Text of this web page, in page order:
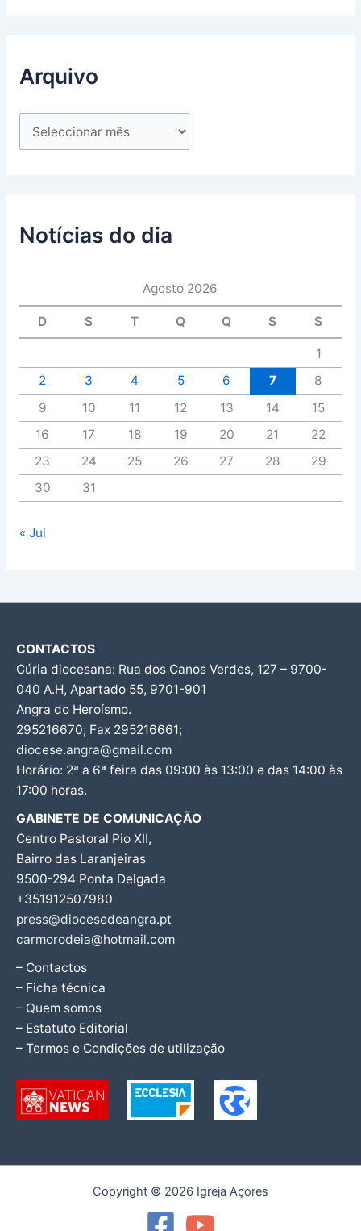
Arquivo
Notícias do dia
Agosto 2026
D S T Q Q S S
1
2
3 4 5 6 7
8
9
10 11 12 13 14
15
16
17 18 19 20 21
22
23
24 25 26 27 28
29
30
31
« Jul
CONTACTOS
Cúria diocesana: Rua dos Canos Verdes, 127 – 9700-
040 A.H, Apartado 55, 9701-901
Angra do Heroísmo.
295216670; Fax 295216661;
diocese.angra@gmail.com
Horário: 2ª a 6ª feira das 09:00 às 13:00 e das 14:00 às
17:00 horas.
GABINETE DE COMUNICAÇÃO
Centro Pastoral Pio XII,
Bairro das Laranjeiras
9500-294 Ponta Delgada
+351912507980
press@diocesedeangra.pt
carmorodeia@hotmail.com
– Contactos
– Ficha técnica
– Quem somos
– Estatuto Editorial
– Termos e Condições de utilização
Copyright © 2026 Igreja Açores